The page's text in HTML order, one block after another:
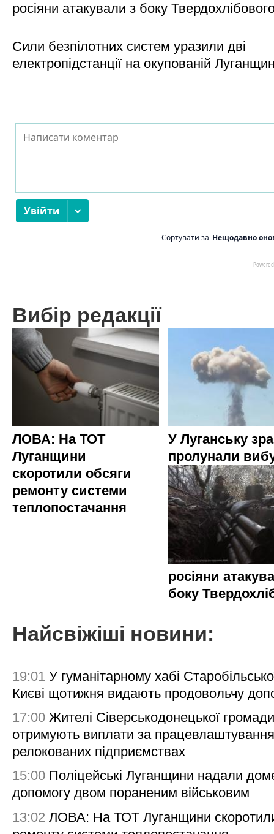
росіяни атакували з боку
Сили безпілотних систем уразили дві
електропідстанції на окупованій
Вибір редакції
ЛОВА: На ТОТ
Луганщини
скоротили обсяги
ремонту системи
теплопостачання
У Луганську
пролунали
росіяни
боку
Найсвіжіші новини:
19:01 У гуманітарному хабі
Києві щотижня видають продовольчу
17:00 Жителі Сіверськодонецької
отримують виплати за
релокованих підприємствах
15:00 Поліцейські Луганщини надали
допомогу двом пораненим військовим
13:02 ЛОВА: На ТОТ Луганщини